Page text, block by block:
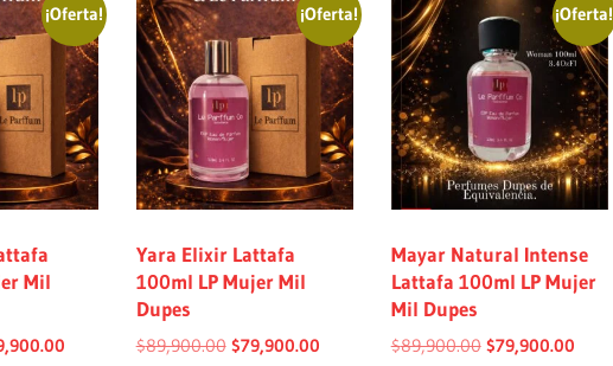
¡Oferta!
Mil
¡Oferta!
Yara Elixir Lattafa
100ml LP Mujer Mil
Dupes
$89,900.00 $79,900.00
¡Oferta!
Mayar Natural Intense
Lattafa 100ml LP Mujer
Mil Dupes
$89,900.00 $79,900.00